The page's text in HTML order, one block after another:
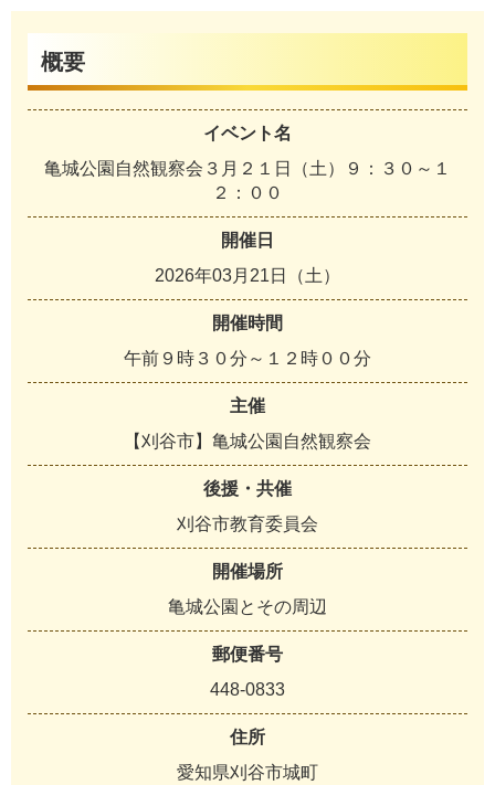
概要
イベント名
亀城公園自然観察会３月２１日（土）９：３０～１
２：００
開催日
2026年03月21日（土）
開催時間
午前９時３０分～１２時００分
主催
【刈谷市】亀城公園自然観察会
後援・共催
刈谷市教育委員会
開催場所
亀城公園とその周辺
郵便番号
448-0833
住所
愛知県刈谷市城町